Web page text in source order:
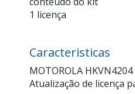
1 licença
Caracteristicas
MOTOROLA HKVN4204
Atualização de licença